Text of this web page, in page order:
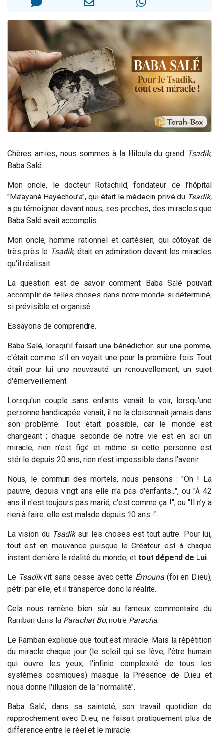
Ariel vient de donner son Maasser
Il reste 49 places pour étudier en groupe sur Zoom
Eva vient de donner son Maasser
Chères amies, nous sommes à la Hiloula du grand Tsadik,
Baba Salé.
Mon oncle, le docteur Rotschild, fondateur de l’hôpital
"Ma’ayané Hayéchou’a", qui était le médecin privé duTsadik,
a pu témoigner devant nous, ses proches, des miracles que
Baba Salé avait accomplis.
Mon oncle, homme rationnel et cartésien, qui côtoyait de
très près le Tsadik, était en admiration devant les miracles
qu'il réalisait.
La question est de savoir comment Baba Salé pouvait
accomplir de telles choses dans notre monde si déterminé,
si prévisible et organisé.
Essayons de comprendre.
Baba Salé, lorsqu'il faisait une bénédiction sur une pomme,
c'était comme s’il en voyait une pour la première fois. Tout
était pour lui une nouveauté, un renouvellement, un sujet
d'émerveillement.
Lorsqu'un couple sans enfants venait le voir, lorsqu'une
personne handicapée venait, il ne la cloisonnait jamais dans
son problème. Tout était possible, car le monde est
changeant ; chaque seconde de notre vie est en soi un
miracle, rien n'est figé et même si cette personne est
stérile depuis 20 ans, rien n'est impossible dans l'avenir.
Nous, le commun des mortels, nous pensons : "Oh ! La
pauvre, depuis vingt ans elle n'a pas d'enfants...", ou "À 42
ans il n'est toujours pas marié, c'est comme ça !", ou "Il n’y a
rien à faire, elle est malade depuis 10 ans !".
La vision du Tsadiksur les choses est tout autre. Pour lui,
tout est en mouvance puisque le Créateur est à chaque
instant derrière la réalité du monde, et tout dépend de Lui.
Le Tsadikvit sans cesse avec cette Émouna(foi en D.ieu),
pétri par elle, et il transperce donc la réalité.
Cela nous ramène bien sûr au fameux commentaire du
Ramban dans la Parachat Bo, notre Paracha.
Le Ramban explique que tout est miracle. Mais la répétition
du miracle chaque jour (le soleil qui se lève, l'être humain
qui ouvre les yeux, l'infinie complexité de tous les
systèmes cosmiques) masque la Présence de D.ieu et
nous donne l'illusion de la "normalité".
Baba Salé, dans sa sainteté, son travail quotidien de
rapprochement avec D.ieu, ne faisait pratiquement plus de
différence entre le réel et le miracle.